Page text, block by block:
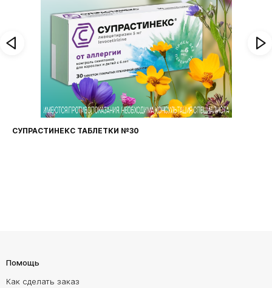
СУПРАСТИНЕКС ТАБЛЕТКИ №30
Помощь
Как сделать заказ